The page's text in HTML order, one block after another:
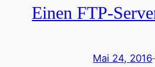
Einen FTP-
Mai 24, 2016